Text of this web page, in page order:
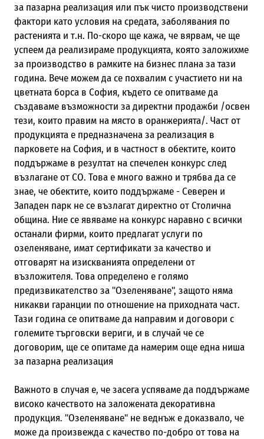
за пазарна реализация или пък чисто производствени
фактори като условия на средата, заболявания по
растенията и т.н. По-скоро ще кажа, че вярвам, че ще
успеем да реализираме продукцията, която заложихме
за производство в рамките на бизнес плана за тази
година. Вече можем да се похвалим с участието ни на
цветната борса в София, където се опитваме да
създаваме възможности за директни продажби /освен
тези, които правим на място в оранжерията/. Част от
продукцията е предназначена за реализация в
парковете на София, и в частност в обектите, които
поддържаме в резултат на спечелен конкурс след
възлагане от СО. Това е много важно и трябва да се
знае, че обектите, които поддържаме - Северен и
Западен парк не се възлагат директно от Столична
община. Ние се явяваме на конкурс наравно с всички
останали фирми, които предлагат услуги по
озеленяване, имат сертификати за качество и
отговарят на изискванията определени от
възложителя. Това определено е голямо
предизвикателство за "Озеленяване", защото няма
никакви гаранции по отношение на приходната част.
Тази година се опитваме да направим и договори с
големите търговски вериги, и в случай че се
договорим, ще се опитаме да намерим още една ниша
за пазарна реализация
Важното в случая е, че засега успяваме да поддържаме
високо качеството на заложената декоративна
продукция. "Озеленяване" не веднъж е доказвало, че
може да произвежда с качество по-добро от това на